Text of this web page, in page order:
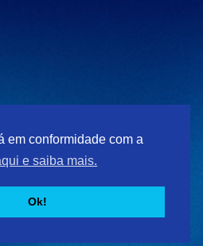
em conformidade com a
e saiba mais.
Ok!